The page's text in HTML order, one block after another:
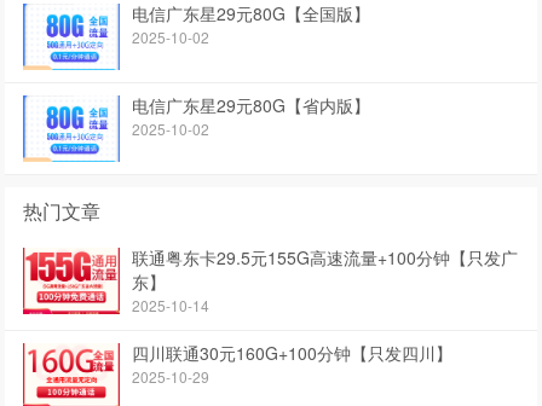
电信广东星29元80G【全国版】
2025-10-02
电信广东星29元80G【省内版】
2025-10-02
热门文章
联通粤东卡29.5元155G高速流量+100分钟【只发广
东】
2025-10-14
四川联通30元160G+100分钟【只发四川】
2025-10-29